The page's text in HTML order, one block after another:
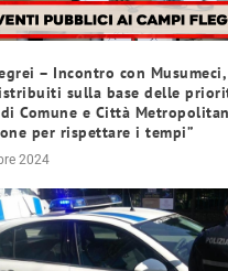
– Incontro con
sulla base delle
Comune e Città
per rispettare i tempi”
2024